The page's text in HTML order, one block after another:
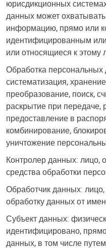
юрисдикционных
данных может
информацию, прямо или
идентифицированным
или относящиеся к этому
Обработка персональных
систематизация,
преобразование, поиск,
раскрытие при передаче,
предоставление в
комбинирование,
уничтожение
Контролер данных: лицо,
средства обработки
Обработчик данных:
обработку данных от
Субъект данных:
идентифицировано,
данных, в том числе